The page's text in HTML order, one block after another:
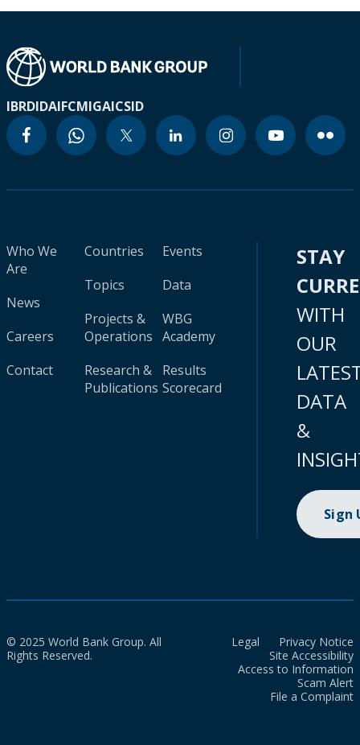
IBRDIDAIFCMIGAICSID
Who We
Are
News
Careers
Contact
Countries
Topics
Projects &
Operations
Research &
Publications
Events
Data
WBG
Academy
Results
Scorecard
STAY
WITH
OUR
DATA
&
Sign
© 2025 World Bank Group. All
Rights Reserved.
Legal
Privacy Notice
Site Accessibility
Access to Information
Scam Alert
File a Complaint